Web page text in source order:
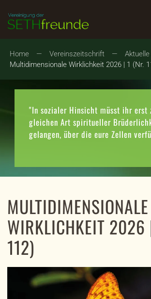
Zum Hauptinhalt springen
Home Vereinszeitschrift
Multidimensionale Wirklichkeit 2026 | 1 (Nr.
"In sozialer Hinsicht müsst ihr erst
gleichen Art spiritueller
gelangen, über die eure Zellen
MULTIDIMENSIONALE
WIRKLICHKEIT
112)